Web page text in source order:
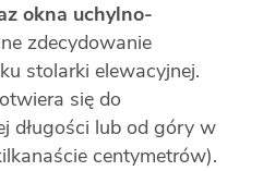
okna uchylno-
zdecydowanie
stolarki elewacyjnej.
się do
długości lub od góry w
centymetrów).